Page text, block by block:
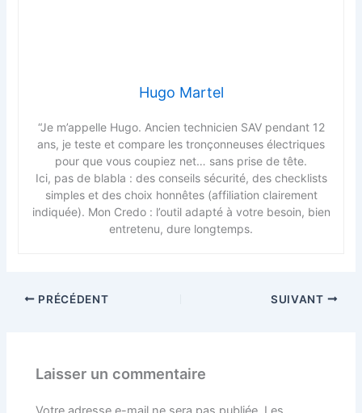
Hugo Martel
“Je m’appelle Hugo. Ancien technicien SAV pendant 12
ans, je teste et compare les tronçonneuses électriques
pour que vous coupiez net… sans prise de tête.
Ici, pas de blabla : des conseils sécurité, des checklists
simples et des choix honnêtes (affiliation clairement
indiquée). Mon Credo : l’outil adapté à votre besoin, bien
entretenu, dure longtemps.
PRÉCÉDENT SUIVANT
Laisser un commentaire